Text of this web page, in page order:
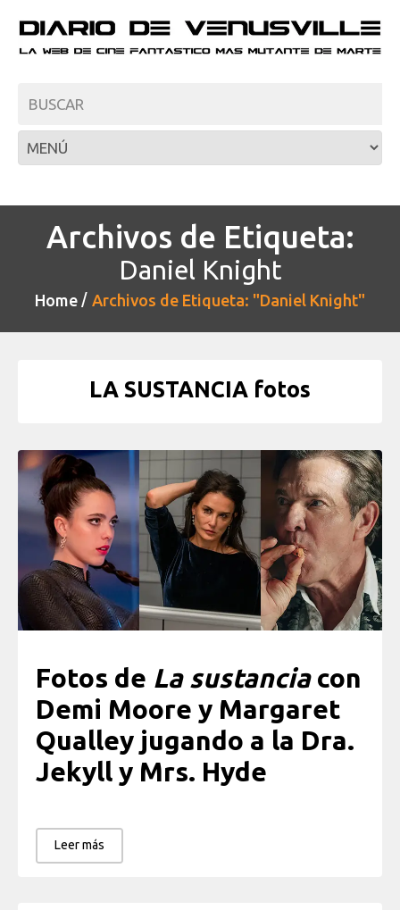
Archivos de Etiqueta:
Daniel Knight
Home Archivos de Etiqueta: "Daniel Knight"
LA SUSTANCIA fotos
Fotos de La sustanciacon
Demi Moore y Margaret
Qualley jugando a la Dra.
Jekyll y Mrs. Hyde
Leer más